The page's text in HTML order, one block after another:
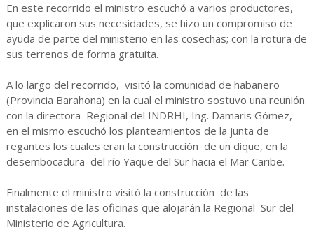
En este recorrido el ministro escuchó a varios productores,
que explicaron sus necesidades, se hizo un compromiso de
ayuda de parte del ministerio en las cosechas; con la rotura de
sus terrenos de forma gratuita.
A lo largo del recorrido, visitó la comunidad de habanero
(Provincia Barahona) en la cual el ministro sostuvo una reunión
con la directora Regional del INDRHI, Ing. Damaris Gómez,
en el mismo escuchó los planteamientos de la junta de
regantes los cuales eran la construcción de un dique, en la
desembocadura del río Yaque del Sur hacia el Mar Caribe.
Finalmente el ministro visitó la construcción de las
instalaciones de las oficinas que alojarán la Regional Sur del
Ministerio de Agricultura.